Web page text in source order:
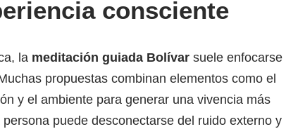
consciente
la meditación guiada Bolívar suele enfocarse
propuestas combinan elementos como el
y el ambiente para generar una vivencia más
puede desconectarse del ruido externo y